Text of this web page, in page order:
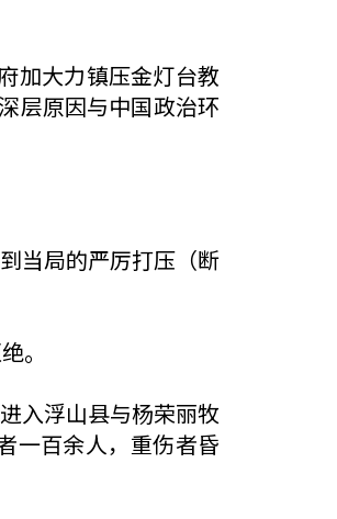
加大力镇压金灯台教
层原因与中国政治环
当局的严厉打压（断
。
入浮山县与杨荣丽牧
一百余人，重伤者昏